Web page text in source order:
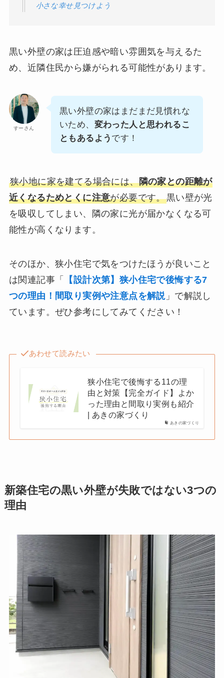
小さな幸せ見つけよう
黒い外壁の家は圧迫感や暗い雰囲気を与えるた
め、近隣住民から嫌がられる可能性があります。
すーさん
黒い外壁の家はまだまだ見慣れな
いため、 変わった人と思われるこ
ともあるよう です！
狭小地に家を建てる場合には、隣の家との距離が
近くなるためとくに注意が必要です。黒い壁が光
を吸収してしまい、隣の家に光が届かなくなる可
能性が高くなります。
そのほか、狭小住宅で気をつけたほうが良いこと
は関連記事「
【設計次第】狭小住宅で後悔する7
つの理由！間取り実例や注意点を解説」で解説し
ています。ぜひ参考にしてみてください！
あわせて読みたい
あきの家づくり
狭小住宅で後悔する11の理
由と対策【完全ガイド】よか
った理由と間取り実例も紹介
| あきの家づくり
新築住宅の黒い外壁が失敗ではない3つの
理由